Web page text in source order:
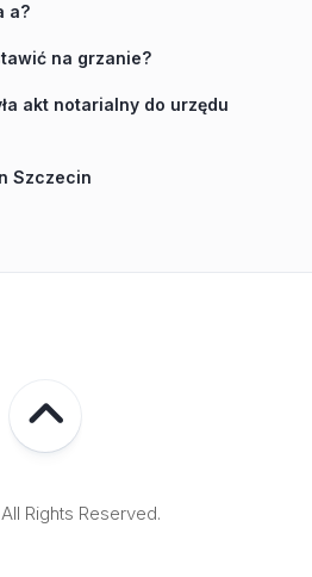
a?
na grzanie?
akt notarialny do urzędu
Szczecin
Rights Reserved.